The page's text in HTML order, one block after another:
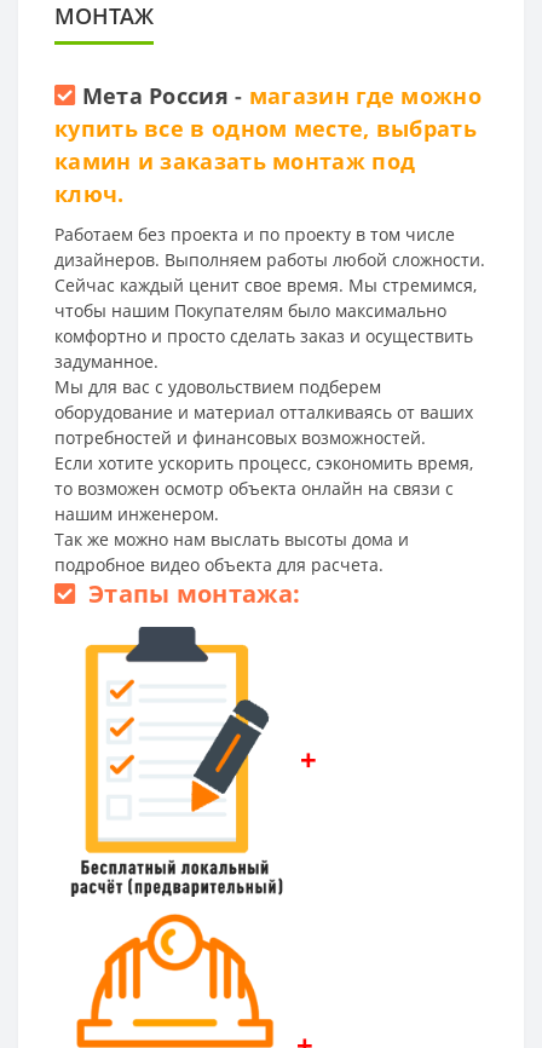
МОНТАЖ
Мета Россия - магазин где можно
купить все в одном месте, выбрать
камин и заказать монтаж под
ключ.
Работаем без проекта и по проекту в том числе
дизайнеров. Выполняем работы любой сложности.
Сейчас каждый ценит свое время. Мы стремимся,
чтобы нашим Покупателям было максимально
комфортно и просто сделать заказ и осуществить
задуманное.
Мы для вас с удовольствием подберем
оборудование и материал отталкиваясь от ваших
потребностей и финансовых возможностей.
Если хотите ускорить процесс, сэкономить время,
то возможен осмотр объекта онлайн на связи с
нашим инженером.
Так же можно нам выслать высоты дома и
подробное видео объекта для расчета.
Этапы монтажа:
+